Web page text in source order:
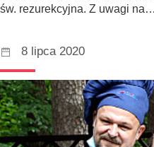
św. rezurekcyjna. Z uwagi na…
8 lipca 2020